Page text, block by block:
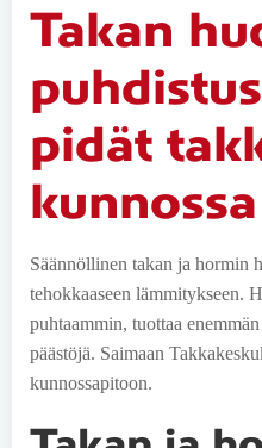
Takan
pidät
kunnossa
Säännöllinen takan ja hormin
tehokkaaseen lämmitykseen.
puhtaammin, tuottaa
päästöjä. Saimaan
kunnossapitoon.